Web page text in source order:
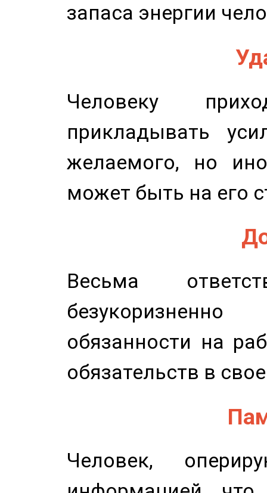
запаса энергии
Человеку
прикладывать
желаемого, но
может быть на его
Весьма
обязанности на
обязательств в
Человек,